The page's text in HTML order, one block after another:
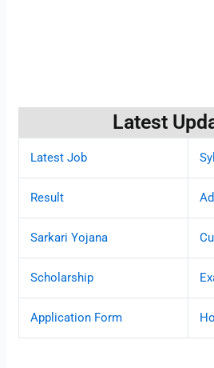
Latest
Latest Job
Result
Sarkari Yojana
Scholarship
Application Form